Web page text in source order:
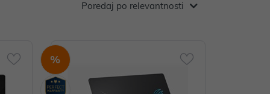
Poredaj po relevantnosti
%